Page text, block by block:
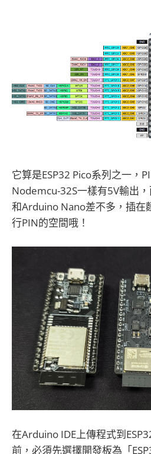
它算是ESP32 Pico系列之一，
Nodemcu-32S一樣有5V輸出
和Arduino Nano差不多，插在
行PIN的空間哦！
在Arduino IDE上傳程式到
前，必須先選擇開發板為「